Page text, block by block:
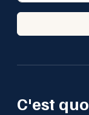
C'est